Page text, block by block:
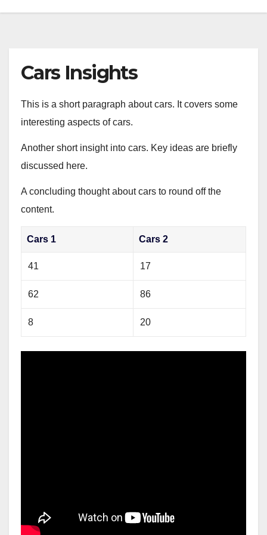
Cars Insights
This is a short paragraph about cars. It covers some
interesting aspects of cars.
Another short insight into cars. Key ideas are briefly
discussed here.
A concluding thought about cars to round off the
content.
Cars 1 Cars 2
41 17
62 86
8 20